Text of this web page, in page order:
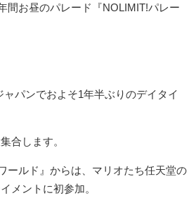
間お昼のパレード『NOLIMIT!パレー
パンでおよそ1年半ぶりのデイタイ
合します。
ールド』からは、マリオたち任天堂の
メントに初参加。